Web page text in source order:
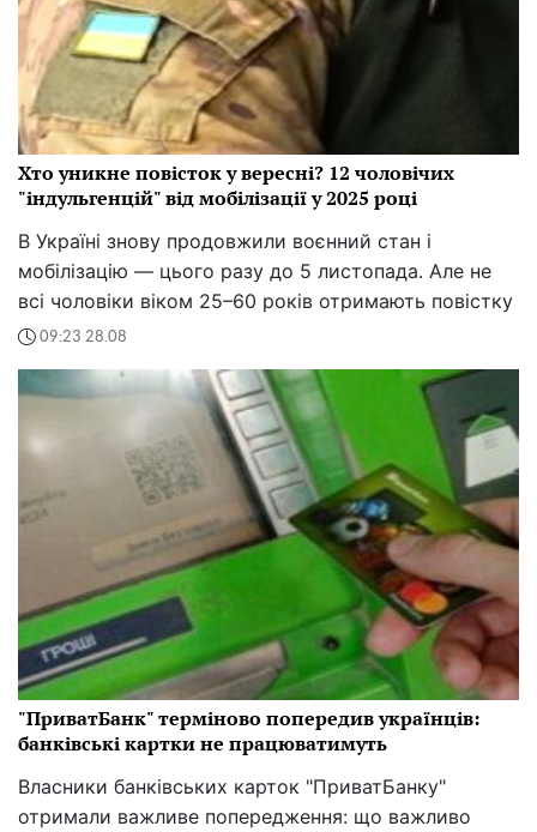
Хто уникне повісток у вересні? 12 чоловічих
"індульгенцій" від мобілізації у 2025 році
В Україні знову продовжили воєнний стан і
мобілізацію — цього разу до 5 листопада. Але не
всі чоловіки віком 25–60 років отримають повістку
09:23 28.08
"ПриватБанк" терміново попередив українців:
банківські картки не працюватимуть
Власники банківських карток "ПриватБанку"
отримали важливе попередження: що важливо